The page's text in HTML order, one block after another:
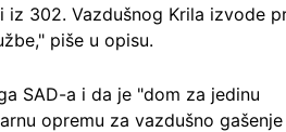
iz 302. Vazdušnog Krila izvode
," piše u opisu.
SAD-a i da je "dom za jedinu
opremu za vazdušno gašenje